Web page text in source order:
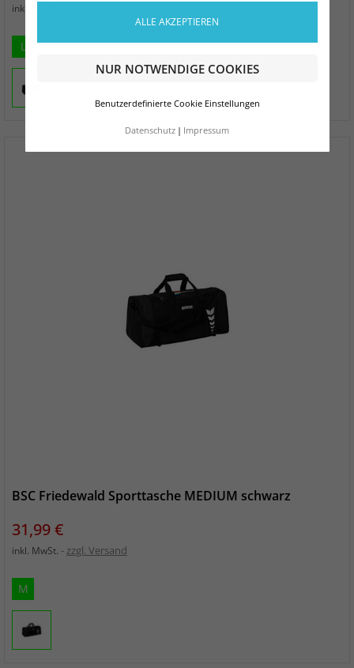
ALLE AKZEPTIEREN
NUR NOTWENDIGE COOKIES
Benutzerdefinierte Cookie Einstellungen
Datenschutz Impressum
inkl. MwSt.
L
BSC Friedewald Sporttasche MEDIUM schwarz
Preis
31,99 €
inkl. MwSt. zzgl. Versand
M